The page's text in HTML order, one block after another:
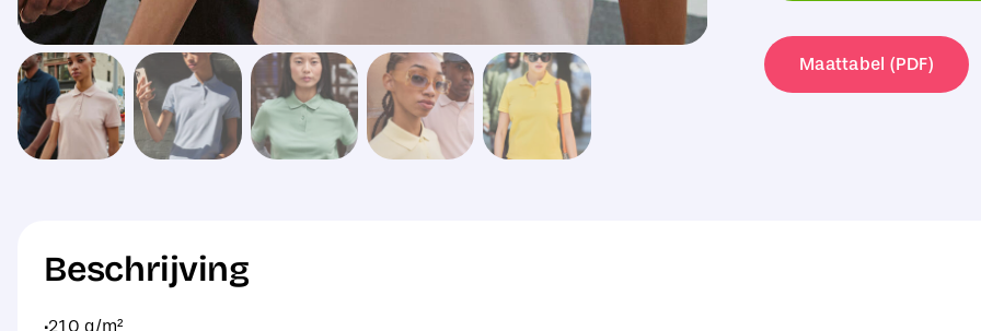
/Women
aantal
Maattabel (PDF)
Beschrijving
·210 g/m²